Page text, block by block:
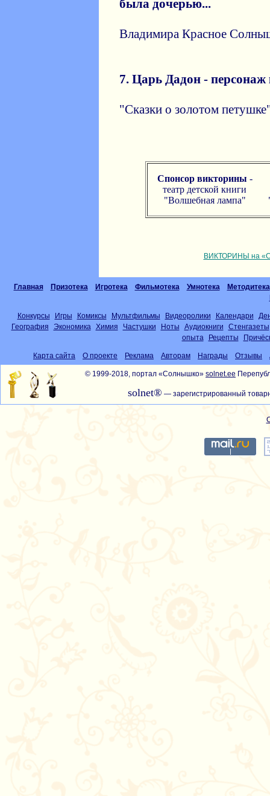
былa дoчeрью...
Владимира Красное
7. Цaрь Дaдoн - пeрсoнaж
"Сказки о золотом
Спонсор викторины -
театр детской книги
"Волшебная лампа"
ВИКТОРИНЫ на
Главная Призотека Игротека Фильмотека Умнотека
Методитека
Конкурсы Игры Комиксы Мультфильмы Видеоролики Календари
География
Экономика Химия Частушки Ноты Аудиокниги
Стенгазеты
опыта
Рецепты
Карта сайта О проекте Реклама Авторам Награды Отзывы
© 1999-2018, портал «Солнышко» solnet.ee
solnet® — зарегистрированный